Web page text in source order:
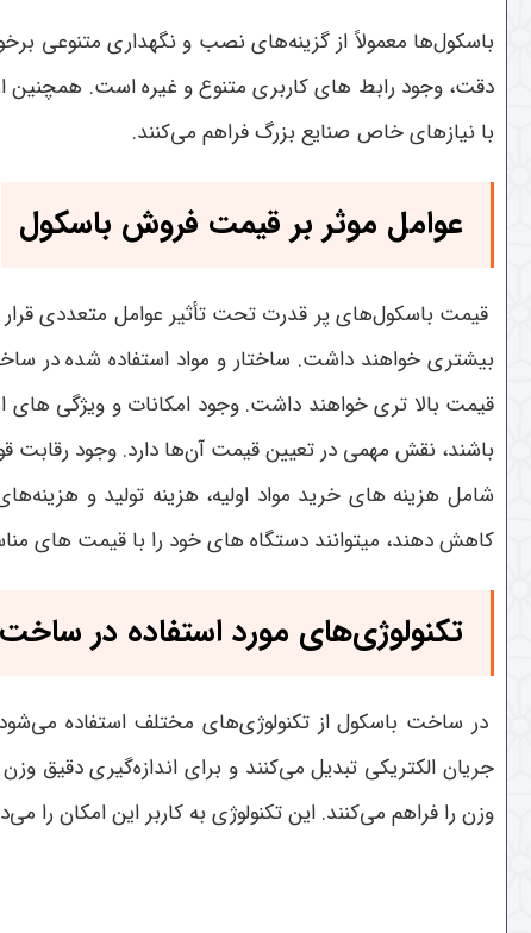
باسکول‌ها معمولاً از گزینه‌های نصب و نگهداری متنوعی
دقت، وجود رابط‌ های کاربری متنوع و غیره است. همچنین از
با نیازهای خاص صنایع بزرگ فراهم می‌کنند.
عوامل موثر بر قیمت فروش باسکول
قیمت باسکول‌های پر قدرت تحت تأثیر عوامل متعددی قرار
بیشتری خواهند داشت. ساختار و مواد استفاده شده در
قیمت بالا تری خواهند داشت. وجود امکانات و ویژگی‌ های
باشند، نقش مهمی در تعیین قیمت آن‌ها دارد. وجود رقابت
شامل هزینه‌ های خرید مواد اولیه، هزینه تولید و
کاهش دهند، میتوانند دستگاه های خود را با قیمت های
تکنولوژی‌های مورد استفاده در ساخت
در ساخت باسکول‌ از تکنولوژی‌های مختلف استفاده
جریان الکتریکی تبدیل می‌کنند و برای اندازه‌گیری دقیق
وزن را فراهم می‌کنند. این تکنولوژی به کاربر این امکان را